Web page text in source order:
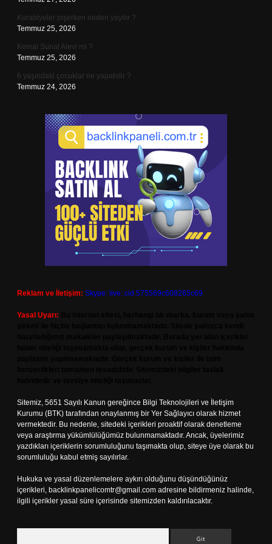
Kurabiyeler pişerken neden yayılır ?
Temmuz 25, 2026
Kemal Sunal Alevi mi ?
Temmuz 25, 2026
6 yaşındaki çocuklar ne yapabilir ?
Temmuz 24, 2026
Reklam ve İletişim: Skype: live:.cid.575569c608265c69
Yasal Uyarı:
Sitemiz, 5651 Sayılı Kanun gereğince Bilgi Teknolojileri ve İletişim
Kurumu (BTK) tarafından onaylanmış bir Yer Sağlayıcı olarak hizmet
vermektedir. Bu nedenle, sitedeki içerikleri proaktif olarak denetleme
veya araştırma yükümlülüğümüz bulunmamaktadır. Ancak, üyelerimiz
yazdıkları içeriklerin sorumluluğunu taşımakta olup, siteye üye olarak bu
sorumluluğu kabul etmiş sayılırlar.
Hukuka ve yasal düzenlemelere aykırı olduğunu düşündüğünüz
içerikleri, backlinkpanelicomtr@gmail.com adresine bildirmeniz halinde,
ilgili içerikler yasal süre içerisinde sitemizden kaldırılacaktır.